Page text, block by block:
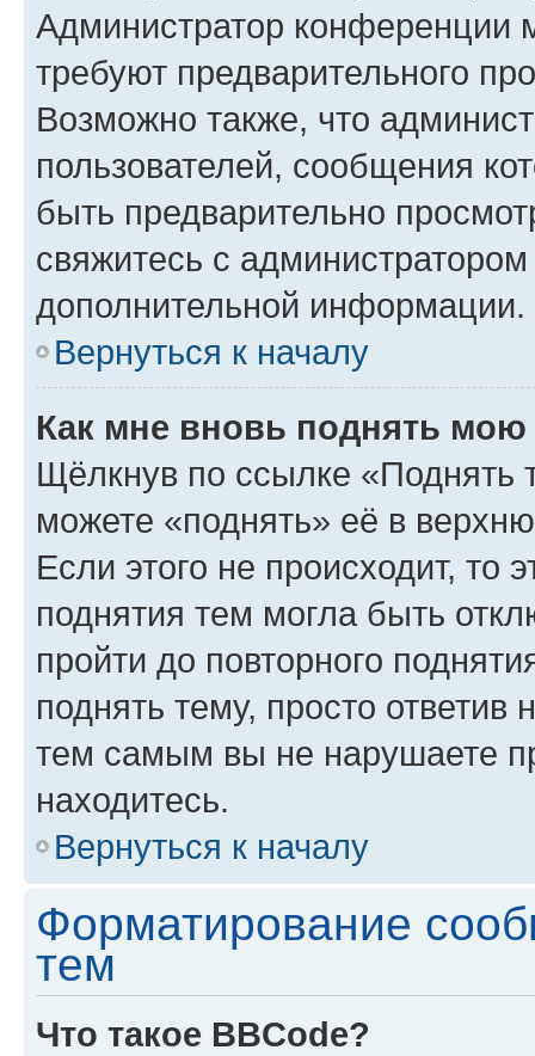
Администратор конференции
требуют предварительного
Возможно также, что
пользователей, сообщения
быть предварительно
свяжитесь с
дополнительной информации.
Вернуться к началу
Как мне вновь поднять мою
Щёлкнув по ссылке «Поднять
можете «поднять» её в
Если этого не происходит, то
поднятия тем могла быть
пройти до повторного
поднять тему, просто ответив
тем самым вы не нарушаете
находитесь.
Вернуться к началу
Форматирование
тем
Что такое BBCode?